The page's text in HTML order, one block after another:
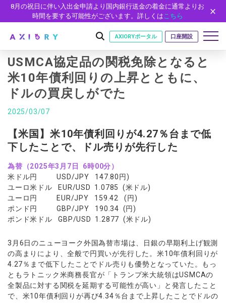
8月の祝日に伴い入出金申請より国内銀行送金の着金に通常よりお
時間を要する可能性がございます。詳しくはこちら
はじめに
はじめに
安全性
取引
取引商品
FX（通貨ペア）
現物株式
ETF
株式CFD
株価指数CFD
エネルギーCFD
貴金属CFD
ソフトコモディティCFD
NEW
バトルCFD
取引条件
スプレッド・手数料
ゼロカットとロスカット
スワップとロールオーバー
入出金方法
レバレッジ
NEW
約定率
取引時間
取引計算シミュレーター
注文執行ポリシー
経済指標・予測カレンダー
休眠口座と凍結口座
口座
口座の種類
口座タイプ
法人のお客様
ゼロ口座
NEW
デモ口座
口座開設
口座開設フォーム
必要書類
開設方法
プラットフォーム
プラットフォーム
MT5
MT4
cTrader
AXIORYポータル
ツール
MT4/MT5 ヒストリカルデータ
EA(エキスパートアドバイザー)
カスタムインジケーター
ストライク インジケータ
MQLシグナル
NEW
通貨インデックス
パートナー
パートナーシップ・プログラム
イントロデュース・パートナープログラム（IP）
ニュース
ニュースリリース
マーケットニュース
コーポレートニュース
キャンペーン
トレードガイド
NEW
会社概要
会社概要
役員紹介
お問合せ
よくあるご質問
日本語
عربى
English
Русский
口座開設する
デモ口座を開設する
AXIORYポータル 口座開設
USMCA協定品の関税免除となると
米10年債利回りの上昇とともに、
ドルの買戻しがでた
2025/03/07
【米国】米10年債利回りが4.27％台まで低
下したことで、ドル売りが先行した
為替（2025年3月7日 6時00分）
米ドル円 USD/JPY 147.80円)
ユーロ米ドル EUR/USD 1.0785 (米ドル)
ユーロ円 EUR/JPY 159.42 (円)
ポンド円 GBP/JPY 190.34 (円)
ポンド米ドル GBP/USD 1.2877 (米ドル)
3月6日のニューヨーク外国為替市場は、日銀の早期利上げ観測
の高まりにより、全般で円買いが先行した。米10年債利回りが
4.27％まで低下したことでドル売りも優勢となっていた。もっ
ともラトニック米商務長官が「トランプ米大統領はUSMCAの
全製品に対する関税を延期する可能性が高い」と発言したこと
で、米10年債利回りが再び4.34％台まで上昇したことでドルの